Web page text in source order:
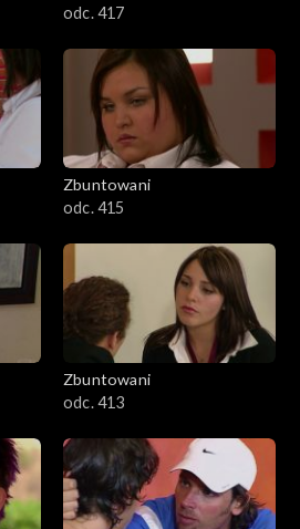
odc. 417
Zbuntowani
odc. 415
Zbuntowani
odc. 413